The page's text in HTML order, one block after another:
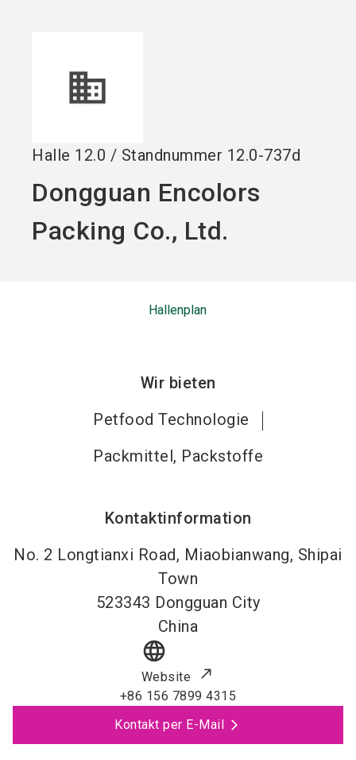
Halle 12.0 / Standnummer 12.0-737d
Dongguan Encolors
Packing Co., Ltd.
Hallenplan
Wir bieten
Petfood Technologie
Packmittel, Packstoffe
Kontaktinformation
No. 2 Longtianxi Road, Miaobianwang, Shipai
Town
523343 Dongguan City
China
language
Website
+86 156 7899 4315
Kontakt per E-Mail